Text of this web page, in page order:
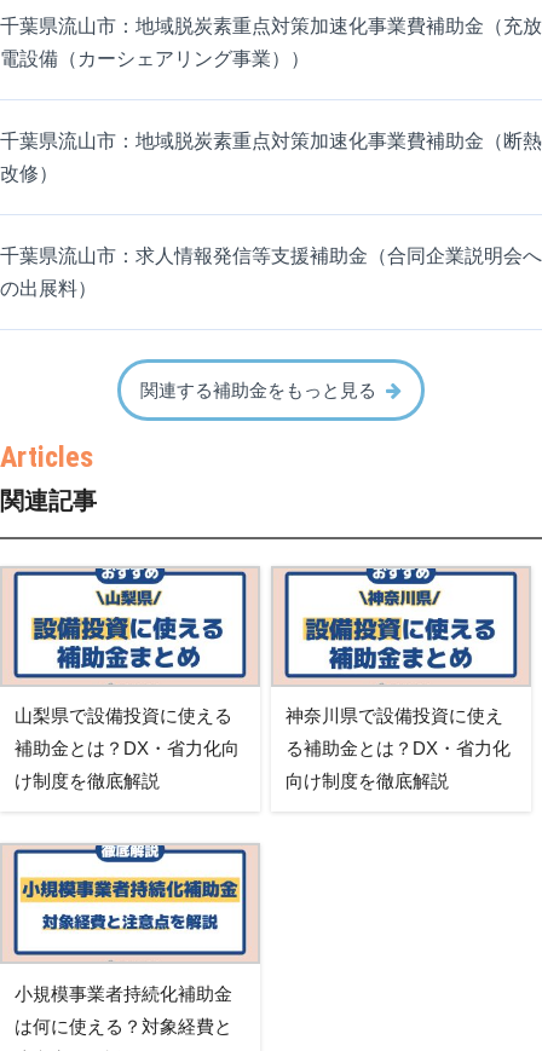
千葉県流山市：地域脱炭素重点対策加速化事業費補助金（充放
電設備（カーシェアリング事業））
千葉県流山市：地域脱炭素重点対策加速化事業費補助金（断熱
改修）
千葉県流山市：求人情報発信等支援補助金（合同企業説明会へ
の出展料）
関連する補助金をもっと見る
関連記事
山梨県で設備投資に使える
補助金とは？DX・省力化向
け制度を徹底解説
神奈川県で設備投資に使え
る補助金とは？DX・省力化
向け制度を徹底解説
小規模事業者持続化補助金
は何に使える？対象経費と